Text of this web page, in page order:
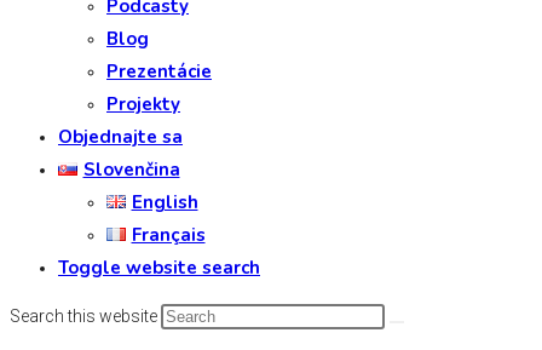
Podcasty
Blog
Prezentácie
Projekty
Objednajte sa
Slovenčina
English
Français
Toggle website search
Search this website